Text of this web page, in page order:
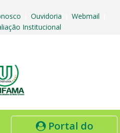
Ouvidoria Webmail
Institucional
Portal do